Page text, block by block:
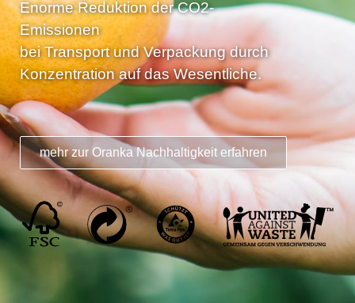
Enorme Reduktion der CO2-
Emissionen
bei Transport und Verpackung durch
Konzentration auf das Wesentliche.
mehr zur Oranka Nachhaltigkeit erfahren